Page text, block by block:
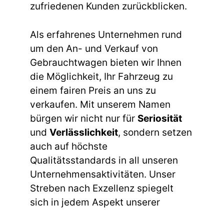
zufriedenen Kunden zurückblicken.
Als erfahrenes Unternehmen rund
um den An- und Verkauf von
Gebrauchtwagen bieten wir Ihnen
die Möglichkeit, Ihr Fahrzeug zu
einem fairen Preis an uns zu
verkaufen. Mit unserem Namen
bürgen wir nicht nur für Seriosität
und Verlässlichkeit, sondern setzen
auch auf höchste
Qualitätsstandards in all unseren
Unternehmensaktivitäten. Unser
Streben nach Exzellenz spiegelt
sich in jedem Aspekt unserer